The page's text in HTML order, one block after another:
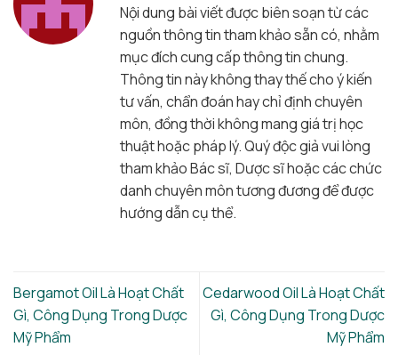
Nội dung bài viết được biên soạn từ các
nguồn thông tin tham khảo sẵn có, nhằm
mục đích cung cấp thông tin chung.
Thông tin này không thay thế cho ý kiến
tư vấn, chẩn đoán hay chỉ định chuyên
môn, đồng thời không mang giá trị học
thuật hoặc pháp lý. Quý độc giả vui lòng
tham khảo Bác sĩ, Dược sĩ hoặc các chức
danh chuyên môn tương đương để được
hướng dẫn cụ thể.
Bergamot Oil Là Hoạt Chất
Gì, Công Dụng Trong Dược
Mỹ Phẩm
Cedarwood Oil Là Hoạt Chất
Gì, Công Dụng Trong Dược
Mỹ Phẩm